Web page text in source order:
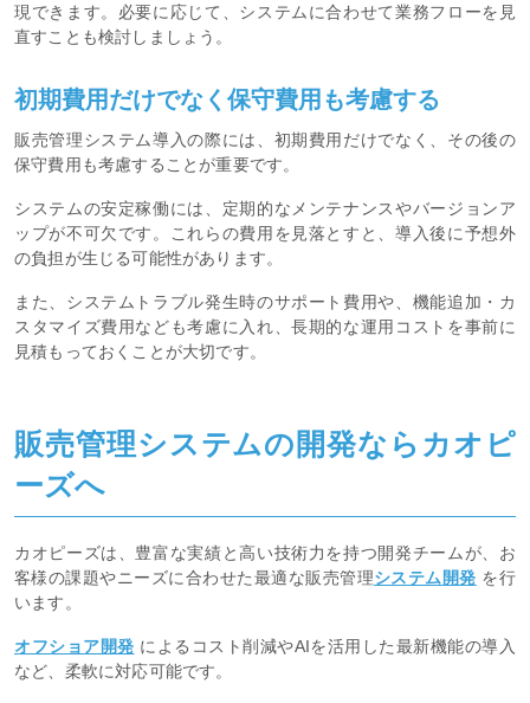
現できます。必要に応じて、システムに合わせて業務フローを見
直すことも検討しましょう。
初期費用だけでなく保守費用も考慮する
販売管理システム導入の際には、初期費用だけでなく、その後の
保守費用も考慮することが重要です。
システムの安定稼働には、定期的なメンテナンスやバージョンア
ップが不可欠です。これらの費用を見落とすと、導入後に予想外
の負担が生じる可能性があります。
また、システムトラブル発生時のサポート費用や、機能追加・カ
スタマイズ費用なども考慮に入れ、長期的な運用コストを事前に
見積もっておくことが大切です。
販売管理システムの開発ならカオピ
ーズへ
カオピーズは、豊富な実績と高い技術力を持つ開発チームが、お
客様の課題やニーズに合わせた最適な販売管理システム開発 を行
います。
オフショア開発 によるコスト削減やAIを活用した最新機能の導入
など、柔軟に対応可能です。